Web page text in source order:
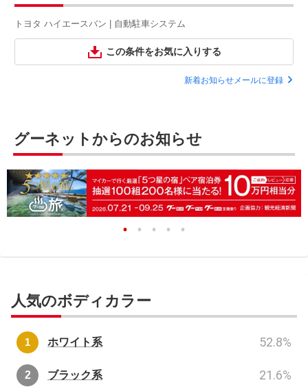
トヨタ ハイエースバン | 自動駐車システム
この条件をお気に入りする
新着お知らせメールに登録
グーネットからのお知らせ
人気のボディカラー
ホワイト系 52.8%
ブラック系 21.6%